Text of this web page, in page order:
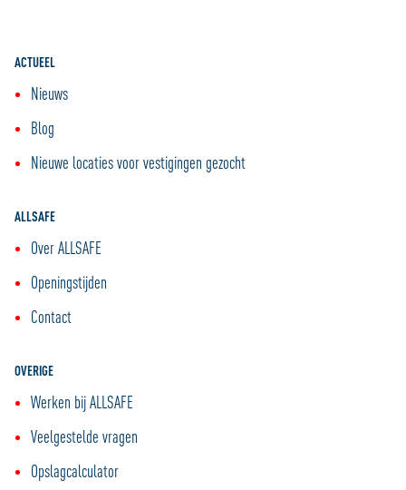
ACTUEEL
Nieuws
Blog
Nieuwe locaties voor vestigingen gezocht
ALLSAFE
Over ALLSAFE
Openingstijden
Contact
OVERIGE
Werken bij ALLSAFE
Veelgestelde vragen
Opslagcalculator